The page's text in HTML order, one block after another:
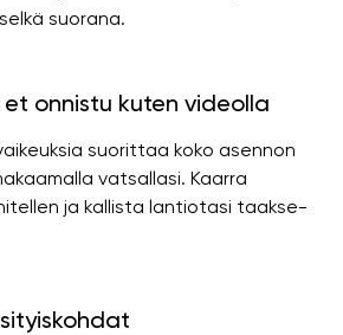
suorana.
onnistu kuten videolla
suorittaa koko asennon
vatsallasi. Kaarra
ja kallista lantiotasi taakse-